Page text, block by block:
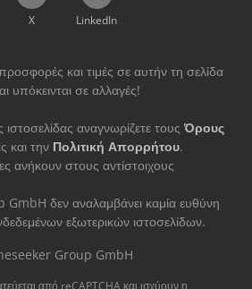
X LinkedIn
και τιμές σε αυτήν τη σελίδα
υπόκεινται σε αλλαγές!
αναγνωρίζετε τους Όρους
και την Πολιτική Απορρήτου.
ανήκουν στους αντίστοιχους
δεν αναλαμβάνει καμία ευθύνη
εξωτερικών ιστοσελίδων.
Group GmbH
από reCAPTCHA και ισχύουν η